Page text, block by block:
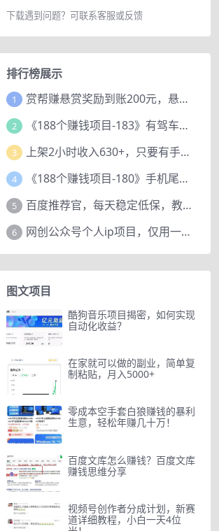
下载遇到问题？可联系客服或反馈
排行榜展示
1 赏帮赚悬赏奖励到账200元，悬赏任务多劳多得，人人可做。
2 《188个赚钱项目-183》有驾车评项目，动动小手，复制粘贴赚44元！
3 上架2小时收入630+，只要有手就能做的AI搞钱项目，奶奶看完都能学会!
4 《188个赚钱项目-180》手机尾号测试评分项目，短视频直播日赚200+
5 百度推荐官，每天稳定低保，教程赠上
6 网创公众号个人ip项目，仅用一篇文章做到全网引流！
图文项目
酷狗音乐项目揭密，如何实现
自动化收益？
在家就可以做的副业，简单复
制粘贴，月入5000+
零成本空手套白狼赚钱的暴利
生意，轻松年赚几十万！
百度文库怎么赚钱？百度文库
赚钱思维分享
视频号创作者分成计划，新赛
道详细教程，小白一天4位